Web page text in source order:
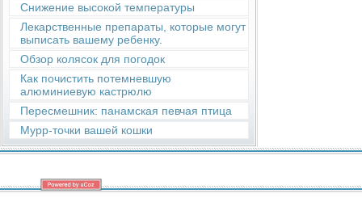
Снижение высокой температуры
Лекарственные препараты, которые могут
выписать вашему ребенку.
Обзор колясок для погодок
Как почистить потемневшую
алюминиевую кастрюлю
Пересмешник: панамская певчая птица
Мурр-точки вашей кошки